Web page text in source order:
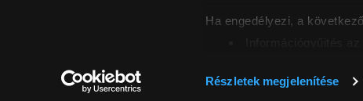
Ha engedélyezi, a
ellenőrzésével
Részletek megjelenítése
feltüntetett